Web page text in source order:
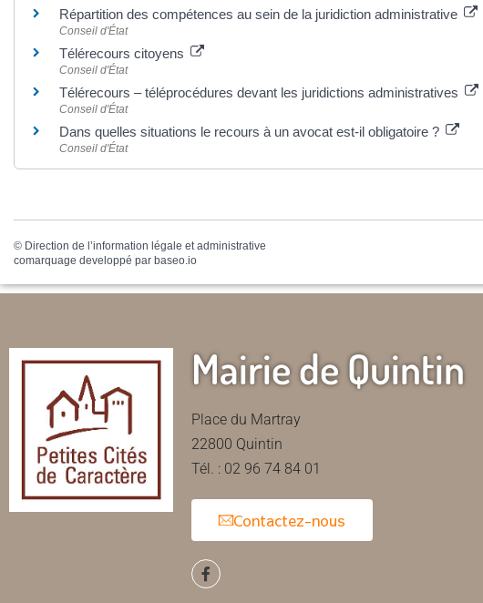
Répartition des compétences au sein de la juridiction administrative
Conseil d'État
Télérecours citoyens
Conseil d'État
Télérecours – téléprocédures devant les juridictions administratives
Conseil d'État
Dans quelles situations le recours à un avocat est-il obligatoire ?
Conseil d'État
© Direction de l’information légale et administrative
comarquage developpé par baseo.io
Mairie de Quintin
Place du Martray
22800 Quintin
Tél. : 02 96 74 84 01
Contactez-nous